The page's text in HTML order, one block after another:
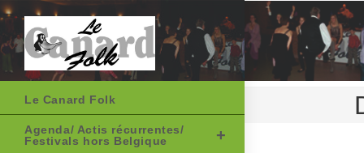
to
content
Le Canard Folk
Agenda/ Actis récurrentes/
Festivals hors Belgique